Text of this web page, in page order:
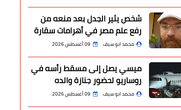
شخص يثير الجدل بعد منعه من
رفع علم مصر في أهرامات سقارة
محمد ابو سيف 09 أغسطس 2026
ميسي يصل إلى مسقط رأسه في
روساريو لحضور جنازة والده
محمد ابو سيف 09 أغسطس 2026